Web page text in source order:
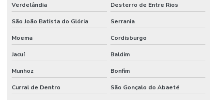
Verdelândia Desterro de Entre Rios
São João Batista do Glória Serrania
Moema Cordisburgo
Jacuí Baldim
Munhoz Bonfim
Curral de Dentro São Gonçalo do Abaeté